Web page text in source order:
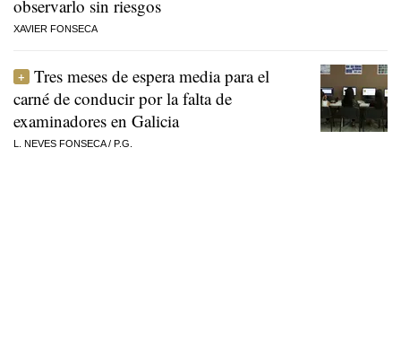
observarlo sin riesgos
XAVIER FONSECA
Tres meses de espera media para el
carné de conducir por la falta de
examinadores en Galicia
L. NEVES FONSECA/ P.G.